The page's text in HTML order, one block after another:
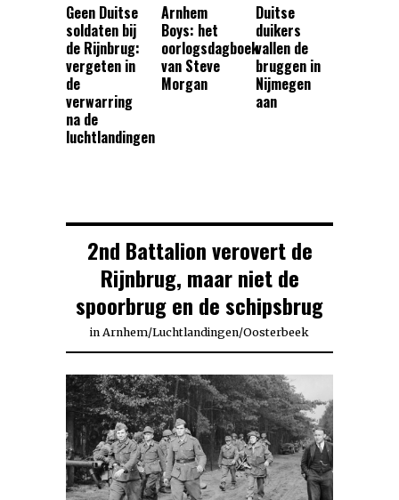
Geen Duitse
soldaten bij
de Rijnbrug:
vergeten in
de
verwarring
na de
luchtlandingen
Arnhem
Boys: het
oorlogsdagboek
van Steve
Morgan
Duitse
duikers
vallen de
bruggen in
Nijmegen
aan
2nd Battalion verovert de
Rijnbrug, maar niet de
spoorbrug en de schipsbrug
in Arnhem/Luchtlandingen/Oosterbeek